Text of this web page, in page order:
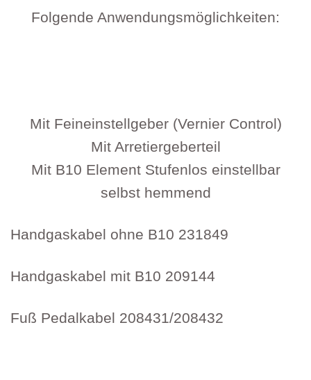
Folgende Anwendungsmöglichkeiten:
Mit Feineinstellgeber (Vernier Control)
Mit Arretiergeberteil
Mit B10 Element Stufenlos einstellbar
selbst hemmend
Handgaskabel ohne B10 231849
Handgaskabel mit B10 209144
Fuß Pedalkabel 208431/208432